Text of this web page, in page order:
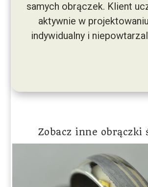
samych obrączek. Klient
aktywnie w
indywidualny i
Zobacz inne obrączki